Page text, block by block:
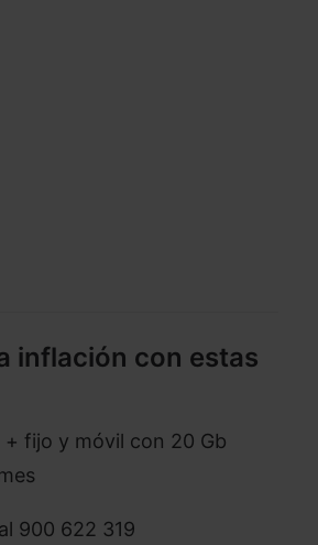
inflación con estas
fijo y móvil con 20 Gb
900 622 319